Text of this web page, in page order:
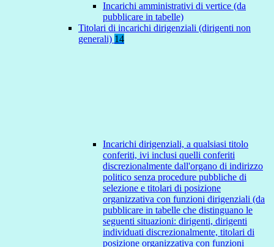
Incarichi amministrativi di vertice (da
pubblicare in tabelle)
Titolari di incarichi dirigenziali (dirigenti non
generali) 14
Incarichi dirigenziali, a qualsiasi titolo
conferiti, ivi inclusi quelli conferiti
discrezionalmente dall'organo di indirizzo
politico senza procedure pubbliche di
selezione e titolari di posizione
organizzativa con funzioni dirigenziali (da
pubblicare in tabelle che distinguano le
seguenti situazioni: dirigenti, dirigenti
individuati discrezionalmente, titolari di
posizione organizzativa con funzioni